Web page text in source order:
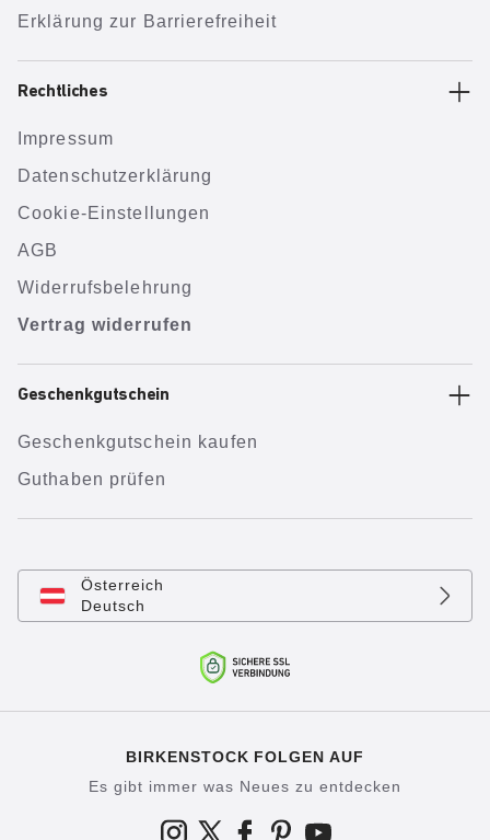
Erklärung zur Barrierefreiheit
Rechtliches
Impressum
Datenschutzerklärung
Cookie-Einstellungen
AGB
Widerrufsbelehrung
Vertrag widerrufen
Geschenkgutschein
Geschenkgutschein kaufen
Guthaben prüfen
Österreich
Deutsch
BIRKENSTOCK FOLGEN AUF
Es gibt immer was Neues zu entdecken